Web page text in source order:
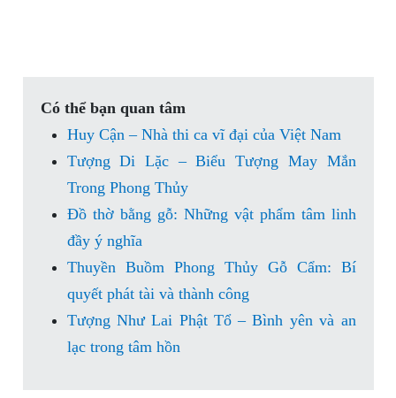
Có thể bạn quan tâm
Huy Cận – Nhà thi ca vĩ đại của Việt Nam
Tượng Di Lặc – Biểu Tượng May Mắn
Trong Phong Thủy
Đồ thờ bằng gỗ: Những vật phẩm tâm linh
đầy ý nghĩa
Thuyền Buồm Phong Thủy Gỗ Cẩm: Bí
quyết phát tài và thành công
Tượng Như Lai Phật Tổ – Bình yên và an
lạc trong tâm hồn